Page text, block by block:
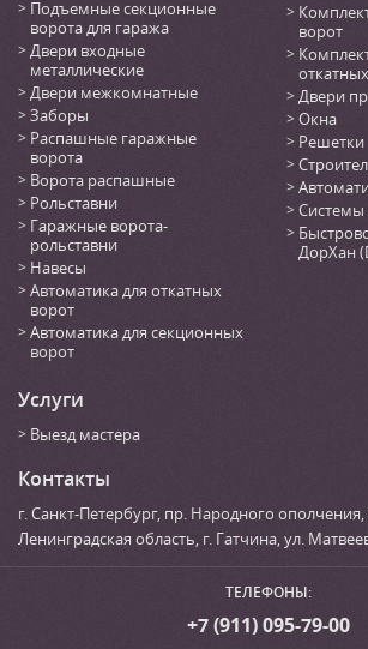
Подъемные секционные
ворота для гаража
Двери входные
металлические
Двери межкомнатные
Заборы
Распашные гаражные
ворота
Ворота распашные
Рольставни
Гаражные ворота-
рольставни
Навесы
Автоматика для откатных
ворот
Автоматика для секционных
ворот
ворот
Двери
Окна
Решетки
Системы
ДорХан
Услуги
Выезд мастера
Контакты
г. Санкт-Петербург, пр. Народного ополчения,
Ленинградская область, г. Гатчина,ул.
ТЕЛЕФОНЫ:
+7 (911) 095-79-00